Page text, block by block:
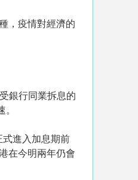
，疫情對經濟的
銀行同業拆息的
進入加息期前
在今明兩年仍會